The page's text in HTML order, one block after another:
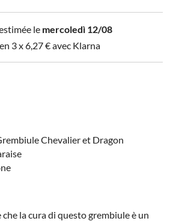
le mercoledì 12/08
3 x6,27€avec Klarna
Chevalier et Dragon
la cura di questo grembiule è un